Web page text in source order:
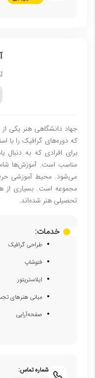
جهاد دانشگاهی هنر یکی
که دوره‌های گرافیک را با
برای افرادی که به دنبال
مناسب است. آموزش‌ها
می‌شود. محیط آموزشی
مجموعه است. بسیاری از
تحصیلی هنر شده‌اند.
خدمات:
طراحی گرافیک
فتوشاپ
ایلاستریتور
مبانی هنرهای
صفحه‌آرایی
شماره تماس: